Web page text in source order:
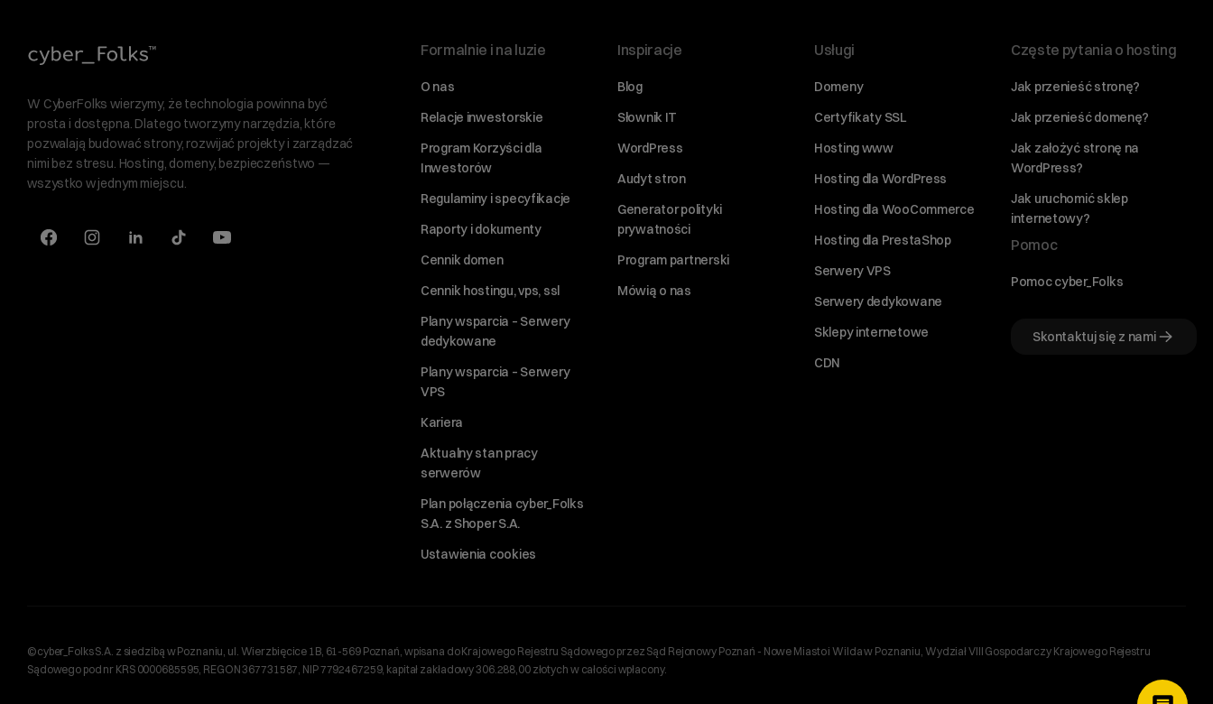
W CyberFolks wierzymy, że technologia powinna być
prosta i dostępna. Dlatego tworzymy narzędzia, które
pozwalają budować strony, rozwijać projekty i zarządzać
nimi bez stresu. Hosting, domeny, bezpieczeństwo —
wszystko w jednym miejscu.
Formalnie i na luzie
O nas
Relacje inwestorskie
Program Korzyści dla
Inwestorów
Regulaminy i specyfikacje
Raporty i dokumenty
Cennik domen
Cennik hostingu, vps, ssl
Plany wsparcia – Serwery
dedykowane
Plany wsparcia – Serwery
VPS
Kariera
Aktualny stan pracy
serwerów
Plan połączenia cyber_Folks
S.A. z Shoper S.A.
Ustawienia cookies
Inspiracje
Blog
Słownik IT
WordPress
Audyt stron
Generator polityki
prywatności
Program partnerski
Mówią o nas
Usługi
Domeny
Certyfikaty SSL
Hosting www
Hosting dla WordPress
Hosting dla WooCommerce
Hosting dla PrestaShop
Serwery VPS
Serwery dedykowane
Sklepy internetowe
CDN
Częste pytania o hosting
Jak przenieść stronę?
Jak przenieść domenę?
Jak założyć stronę na
WordPress?
Jak uruchomić sklep
internetowy?
Pomoc
Pomoc cyber_Folks
Skontaktuj się z nami
©cyber_Folks S.A. z siedzibą w Poznaniu, ul. Wierzbięcice 1B, 61-569 Poznań, wpisana do Krajowego Rejestru Sądowego przez Sąd Rejonowy Poznań - Nowe Miasto i Wilda w Poznaniu, Wydział VIII Gospodarczy Krajowego Rejestru
Sądowego pod nr KRS 0000685595, REGON 367731587, NIP 7792467259, kapitał zakładowy 306.288,00 złotych w całości wpłacony.